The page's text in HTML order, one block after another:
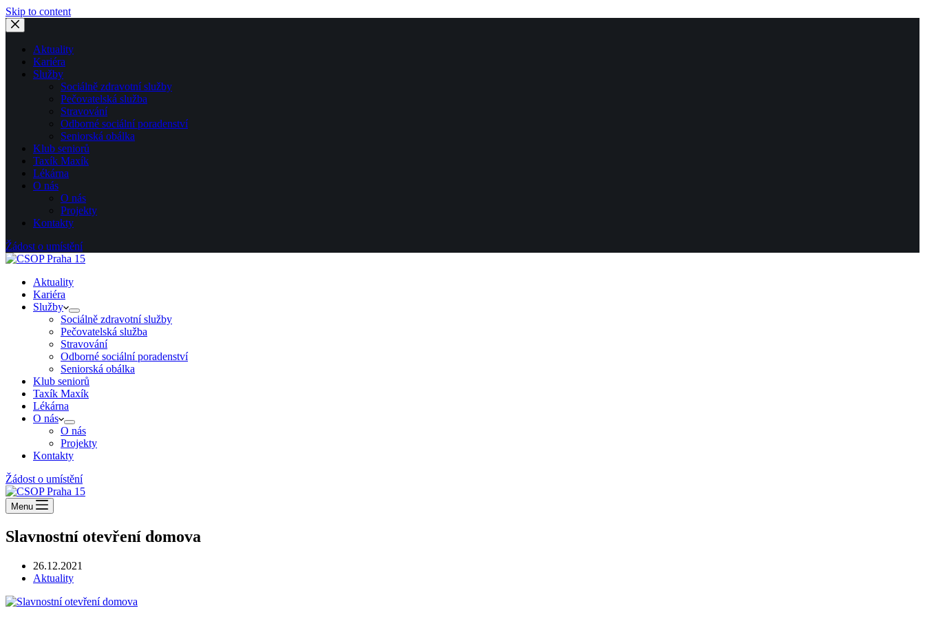
Skip to content
Aktuality
Kariéra
Služby
Sociálně zdravotní služby
Pečovatelská služba
Stravování
Odborné sociální poradenství
Seniorská obálka
Klub seniorů
Taxík Maxík
Lékárna
O nás
O nás
Projekty
Kontakty
Žádost o umístění
Aktuality
Kariéra
Služby
Sociálně zdravotní služby
Pečovatelská služba
Stravování
Odborné sociální poradenství
Seniorská obálka
Klub seniorů
Taxík Maxík
Lékárna
O nás
O nás
Projekty
Kontakty
Žádost o umístění
Menu
Slavnostní otevření domova
26.12.2021
Aktuality